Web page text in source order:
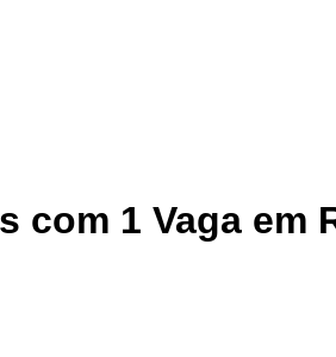
com 1 Vaga em